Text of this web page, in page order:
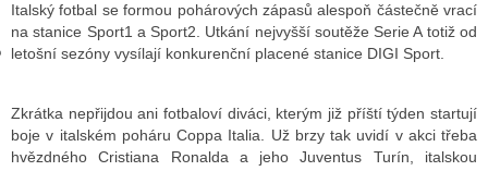
STARŠÍCH DISKUZÍ
Italský fotbal se formou pohárových zápasů alespoň částečně vrací
na stanice Sport1 a Sport2. Utkání nejvyšší soutěže Serie A totiž od
letošní sezóny vysílají konkurenční placené stanice DIGI Sport.
Zkrátka nepřijdou ani fotbaloví diváci, kterým již příští týden startují
boje v italském poháru Coppa Italia. Už brzy tak uvidí v akci třeba
hvězdného Cristiana Ronalda a jeho Juventus Turín, italskou